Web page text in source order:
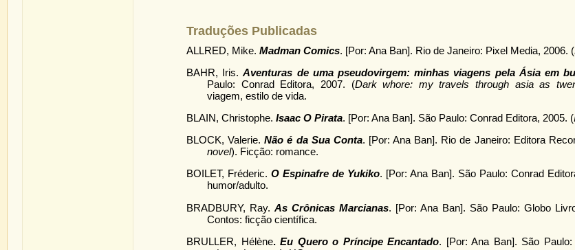
Traduções Publicadas
ALLRED, Mike. Madman Comics. [Por: Ana Ban]. Rio de Janeiro: Pixel Media, 2006. (
BAHR, Iris.Aventuras de uma pseudovirgem: minhas viagens pela Ásia em
Paulo: Conrad Editora, 2007. (Dark whore: my travels through asia as
viagem, estilo de vida.
BLAIN, Christophe. Isaac O Pirata. [Por: Ana Ban]. São Paulo: Conrad Editora, 2005. (
BLOCK, Valerie.Não é da Sua Conta. [Por: Ana Ban]. Rio de Janeiro: Editora
novel). Ficção: romance.
BOILET, Fréderic. O Espinafre de Yukiko. [Por: Ana Ban]. São Paulo: Conrad
humor/adulto.
BRADBURY, Ray. As Crônicas Marcianas. [Por: Ana Ban]. São Paulo: Globo
Contos: ficção científica.
BRULLER, Hélène. Eu Quero o Príncipe Encantado. [Por: Ana Ban]. São